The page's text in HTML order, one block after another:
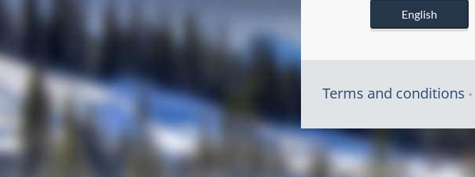
English
Terms and conditions